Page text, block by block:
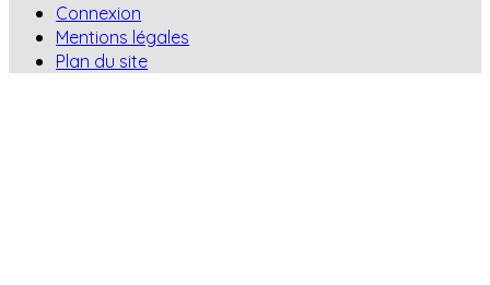
Connexion
Mentions légales
Plan du site